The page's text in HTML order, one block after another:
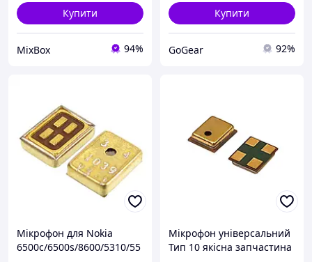
Купити
MixBox 94%
Купити
GoGear 92%
Мікрофон для Nokia
6500c/6500s/8600/5310/55
Мікрофон універсальний
Тип 10 якісна запчастина